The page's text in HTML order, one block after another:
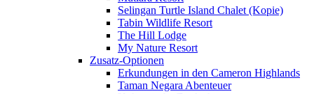
Selingan Turtle Island Chalet (Kopie)
Tabin Wildlife Resort
The Hill Lodge
My Nature Resort
Zusatz-Optionen
Erkundungen in den Cameron Highlands
Taman Negara Abenteuer